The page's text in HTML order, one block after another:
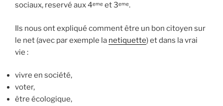
sociaux, reservé aux 4ᵉᵐᵉ et 3ᵉᵐᵉ.
Ils nous ont expliqué comment être un bon citoyen sur
le net (avec par exemple la netiquette) et dans la vrai
vie :
vivre en société,
voter,
être écologique,